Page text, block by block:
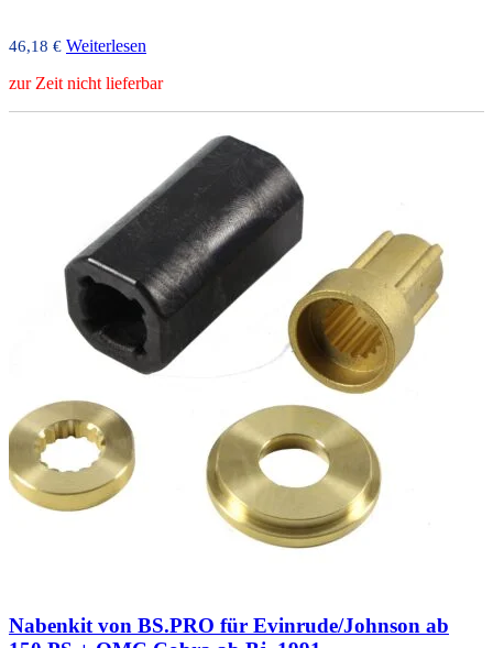
46,18 € Weiterlesen
zur Zeit nicht lieferbar
Nabenkit von BS.PRO für Evinrude/Johnson ab